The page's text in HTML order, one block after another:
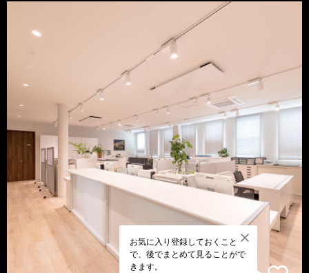
お気に入り登録しておくこと
で、後でまとめて見ることがで
きます。